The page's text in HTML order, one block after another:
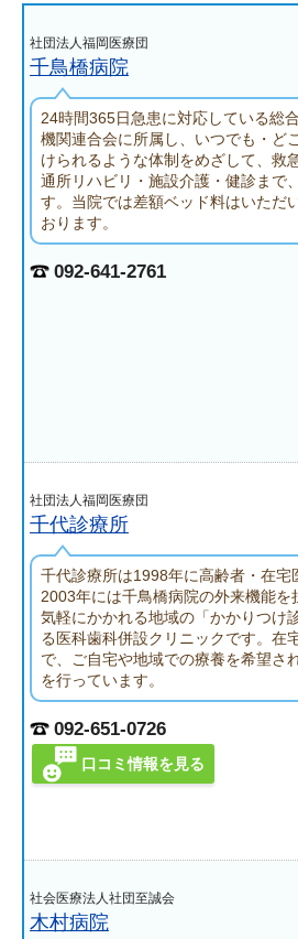
社団法人福岡医療団
千鳥橋病院
24時間365日急患に対応している総
機関連合会に所属し、いつでも・ど
けられるような体制をめざして、救
通所リハビリ・施設介護・健診まで
す。当院では差額ベッド料はいただ
おります。
092-641-2761
社団法人福岡医療団
千代診療所
千代診療所は1998年に高齢者・在宅
2003年には千鳥橋病院の外来機能
気軽にかかれる地域の「かかりつけ
る医科歯科併設クリニックです。在
で、ご自宅や地域での療養を希望さ
を行っています。
092-651-0726
口コミ情報を見る
社会医療法人社団至誠会
木村病院